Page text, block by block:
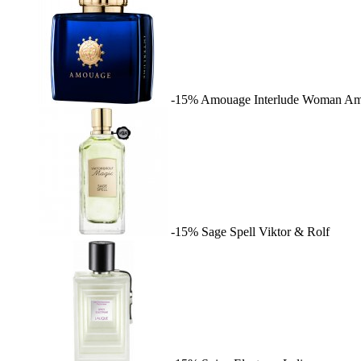
-15% Amouage Interlude Woman
-15% Sage Spell Viktor & Rolf